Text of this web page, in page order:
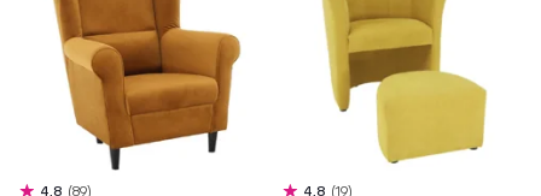
4,8 89 4,8 19